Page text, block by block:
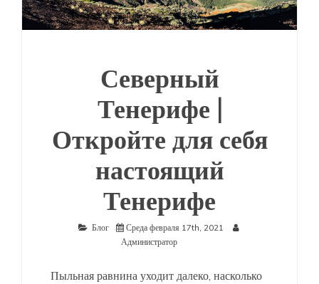
Северный
Тенерифе |
Откройте для себя
настоящий
Тенерифе
Блог
Среда февраля 17th, 2021
Администратор
Пыльная равнина уходит далеко, насколько